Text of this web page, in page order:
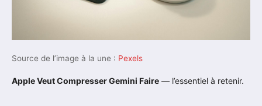
Source de l’image à la une : Pexels
Apple Veut Compresser Gemini Faire — l’essentiel à retenir.